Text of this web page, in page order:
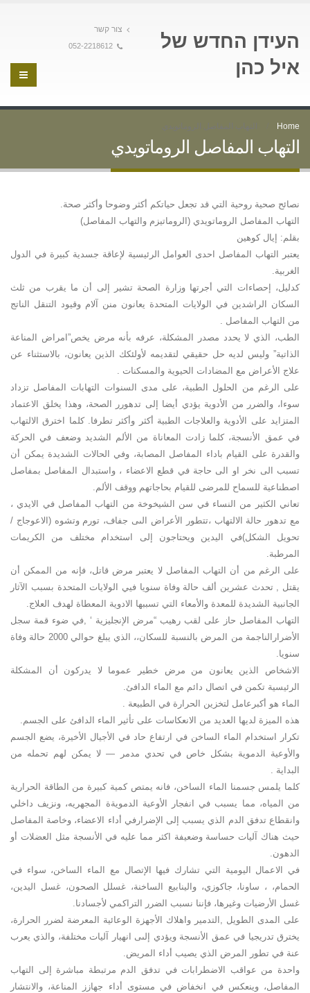
העידן החדש של
איל כהן
צור קשר
052-2218612
Home التهاب المفاصل الروماتويدي
التهاب المفاصل الروماتويدي
نصائح صحية روحية التي قد تجعل حياتكم أكثر وضوحا وأكثر صحة.
التهاب المفاصل الروماتويدي (الروماتيزم والتهاب المفاصل)
بقلم: إيال كوهين
يعتبر التهاب المفاصل احدى العوامل الرئيسية لإعاقة جسدية كبيرة في الدول
الغربية.
كدليل، إحصاءات التي أجرتها وزارة الصحة تشير إلى أن ما يقرب من ثلث
السكان الراشدين في الولايات المتحدة يعانون منن آلام وقيود التنقل الناتج
من التهاب المفاصل .
الطب، الذي لا يحدد مصدر المشكلة، عرفه بأنه مرض يخص”امراض المناعة
الذاتية” وليس لديه حل حقيقي لتقديمه لأولئكك الذين يعانون، بالاستثناء عن
علاج الأعراض مع المضادات الحيوية والمسكنات .
على الرغم من الحلول الطبية، على مدى السنوات التهابات المفاصل تزداد
سوءا، والضرر من الأدوية يؤدي أيضا إلى تدهورر الصحة، وهذا يخلق الاعتماد
المتزايد على الأدوية والعلاجات الطبية أكثر وأكثر تطرفا. كلما اخترق الالتهاب
في عمق الأنسجة، كلما زادت المعاناة من الألم الشديد وضعف في الحركة
والقدرة على القيام باداء المفاصل المصابة، وفي الحالات الشديدة يمكن أن
تسبب الى نخر او الى حاجة في قطع الاعضاء ، واستبدال المفاصل بمفاصل
اصطناعية للسماح للمرضى للقيام بحاجاتهم ووقف الألم.
تعاني الكثير من النساء في سن الشيخوخة من التهاب المفاصل في الايدي ،
مع تدهور حالة الالتهاب ،تتطور الأعراض الىى جفاف، تورم وتشوه (الاعوجاج /
تحويل الشكل)في اليدين ويحتاجون إلى استخدام مختلف من الكريمات
المرطبة.
على الرغم من أن التهاب المفاصل لا يعتبر مرض قاتل، فإنه من الممكن أن
يقتل , تحدث عشرين ألف حالة وفاة سنويا فيي الولايات المتحدة بسبب الآثار
الجانبية الشديدة للمعدة والأمعاء التي تسببها الادوية المعطاة لهدف العلاج.
التهاب المفاصل حاز على لقب رهيب “مرض الإنجليزية ‘ ,في ضوء قمة سجل
الأضرارالناجمة من المرض بالنسبة للسكان،، الذي يبلغ حوالي 2000 حالة وفاة
سنويا.
الاشخاص الذين يعانون من مرض خطير عموما لا يدركون أن المشكلة
الرئيسية تكمن في اتصال دائم مع الماء الدافئ.
الماء هو أكبرعامل لتخزين الحرارة في الطبيعة .
هذه الميزة لديها العديد من الانعكاسات على تأثير الماء الدافئ على الجسم.
تكرار استخدام الماء الساخن في ارتفاع حاد في الأجيال الأخيرة، يضع الجسم
والأوعية الدموية بشكل خاص في تحدي مدمر — لا يمكن لهم تحمله من
البداية .
كلما يلمس جسمنا الماء الساخن، فانه يمتص كمية كبيرة من الطاقة الحرارية
من المياه، مما يسبب في انفجار الأوعية الدمويةة المجهريه، ونزيف داخلي
وانقطاع تدفق الدم الذي يسبب إلى الإضرارفي أداء الاعضاء، وخاصة المفاصل
حيث هناك آليات حساسة وضعيفة اكثر مما عليه في الأنسجة مثل العضلات أو
الدهون.
في الاعمال اليومية التي تشارك فيها الإتصال مع الماء الساخن، سواء في
الحمام، ، ساونا، جاكوزي، والينابيع الساخنة، غسلل الصحون، غسل اليدين،
غسل الأرضيات وغيرها، فإننا نسبب الضرر التراكمي لأجسادنا.
على المدى الطويل ,التدمير واهلاك الأجهزة الوعائية المعرضة لضرر الحرارة،
يخترق تدريجيا في عمق الأنسجة ويؤدي إلىى انهيار آليات مختلفة، والذي يعرب
عنة في تطور المرض الذي يصيب أداء المريض.
واحدة من عواقب الاضطرابات في تدفق الدم مرتبطة مباشرة إلى التهاب
المفاصل، وينعكس في انخفاض في مستوى أداء جهازز المناعة، والانتشار